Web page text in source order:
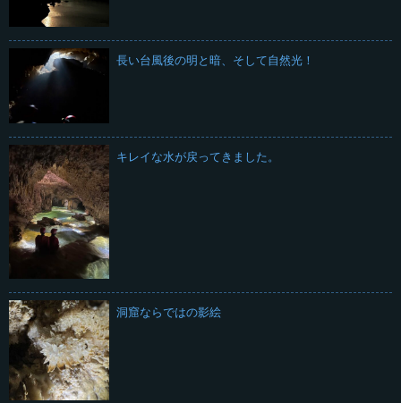
長い台風後の明と暗、そして自然光！
キレイな水が戻ってきました。
洞窟ならではの影絵